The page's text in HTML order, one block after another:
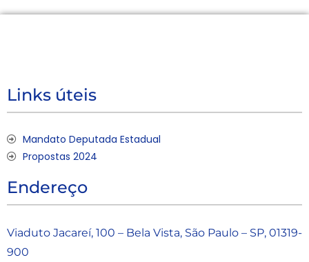
Links úteis
Mandato Deputada Estadual
Propostas 2024
Endereço
Viaduto Jacareí, 100 – Bela Vista, São Paulo – SP, 01319-
900